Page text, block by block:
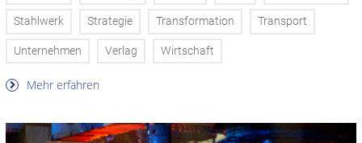
Stahlwerk Strategie Transformation Transport
Unternehmen Verlag Wirtschaft
Mehr erfahren